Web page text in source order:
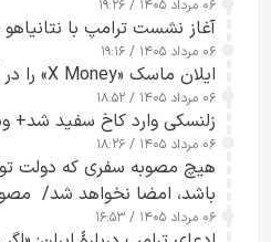
۰۶ مرداد ۱۴۰۵ / ۱۹:۲۶
آغاز نشست ترامپ با
۰۶ مرداد ۱۴۰۵ / ۱۹:۱۶
ایلان ماسک «X Money» را در آمریکا راه‌اندازی کرد
۰۶ مرداد ۱۴۰۵ / ۱۸:۵۲
زلنسکی وارد کاخ سفید شد+
۰۶ مرداد ۱۴۰۵ / ۱۸:۲۶
هیچ مصوبه سفری که دولت
باشد، امضا نخواهد شد/
چارچوب قانون بودجه است+
۰۶ مرداد ۱۴۰۵ / ۱۶:۵۳